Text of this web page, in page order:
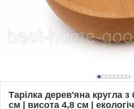
Тарілка дерев'яна кругла з
см | висота 4,8 см |